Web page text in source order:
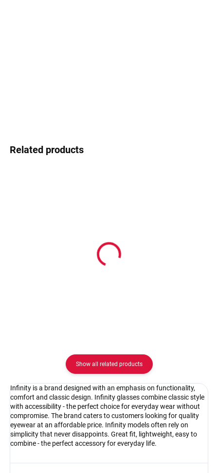
Related products
Show all related products
Infinity is a brand designed with an emphasis on functionality,
comfort and classic design. Infinity glasses combine classic style
with accessibility - the perfect choice for everyday wear without
compromise. The brand caters to customers looking for quality
eyewear at an affordable price. Infinity models often rely on
simplicity that never disappoints. Great fit, lightweight, easy to
combine - the perfect accessory for everyday life.